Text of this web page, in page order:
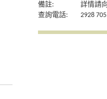
備註:
詳情請
查詢電話:
2928